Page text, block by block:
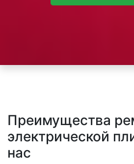
Преимущества
электрической
нас